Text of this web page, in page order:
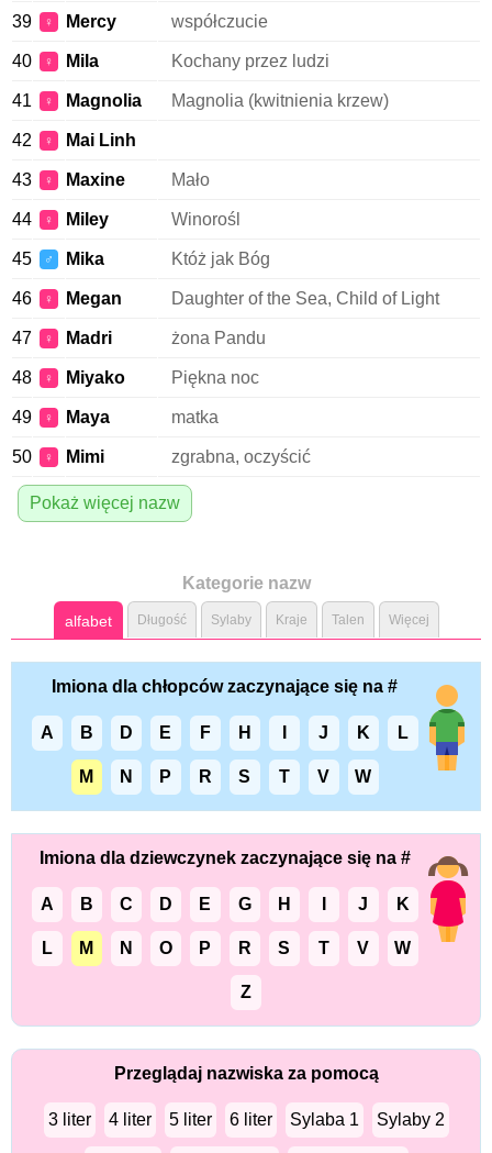
39 ♀ Mercy współczucie
40 ♀ Mila Kochany przez ludzi
41 ♀ Magnolia Magnolia (kwitnienia krzew)
42 ♀ Mai Linh
43 ♀ Maxine Mało
44 ♀ Miley Winorośl
45 ♂ Mika Któż jak Bóg
46 ♀ Megan Daughter of the Sea, Child of Light
47 ♀ Madri żona Pandu
48 ♀ Miyako Piękna noc
49 ♀ Maya matka
50 ♀ Mimi zgrabna, oczyścić
Pokaż więcej nazw
Kategorie nazw
alfabet Długość Sylaby Kraje Talen Więcej
Imiona dla chłopców zaczynające się na #
A B D E F H J K L
M N P R S T V W
Imiona dla dziewczynek zaczynające się na #
A B C D E G H J K
L M N O P R S T V W
Z
Przeglądaj nazwiska za pomocą
3 liter 4 liter 5 liter 6 liter Sylaba 1 Sylaby 2